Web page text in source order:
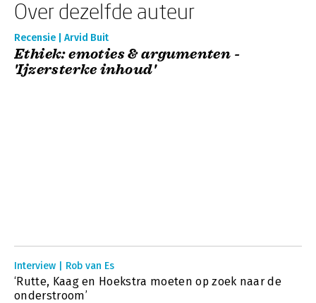
Over dezelfde auteur
Recensie | Arvid Buit
Ethiek: emoties & argumenten -
'Ijzersterke inhoud'
Interview | Rob van Es
‘Rutte, Kaag en Hoekstra moeten op zoek naar de
onderstroom’